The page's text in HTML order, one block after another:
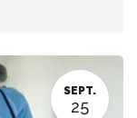
SEPT.
25